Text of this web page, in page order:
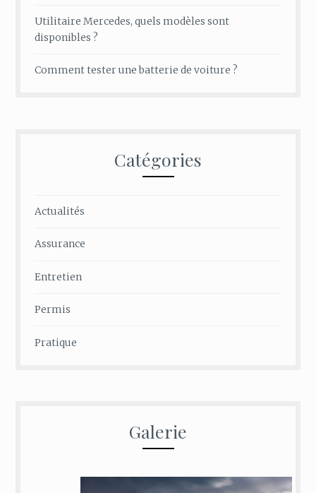
Utilitaire Mercedes, quels modèles sont
disponibles ?
Comment tester une batterie de voiture ?
Catégories
Actualités
Assurance
Entretien
Permis
Pratique
Galerie